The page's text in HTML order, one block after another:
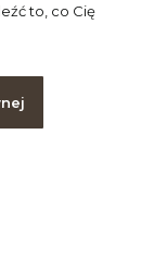
to, co Cię